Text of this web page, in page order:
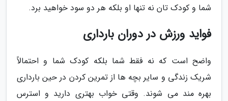
شما و کودک تان نه تنها او بلکه هر دو سود خواهید برد.
فواید ورزش در دوران بارداری
واضح است که نه فقط شما بلکه کودک شما و احتمالاً
شریک زندگی و سایر بچه ها از تمرین کردن در حین بارداری
بهره مند می شوند. وقتی خواب بهتری دارید و استرس